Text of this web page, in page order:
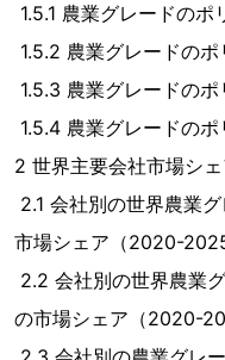
1.5.1 農業グレードの
1.5.2 農業グレードの
1.5.3 農業グレードの
1.5.4 農業グレードの
2 世界主要会社市場シ
2.1 会社別の世界農業
市場シェア（2020-2025
2.2 会社別の世界農業
の市場シェア（2020-